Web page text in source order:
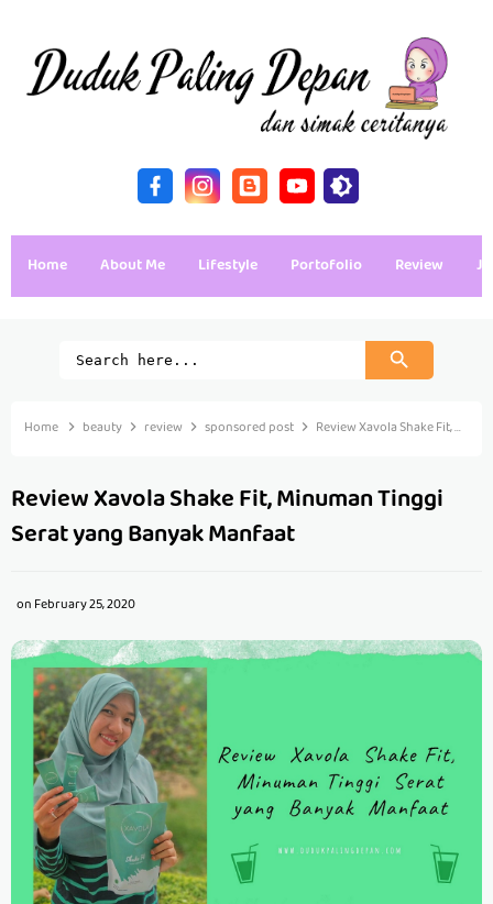
Home About Me Lifestyle Portofolio Review
Home beauty review sponsored post Review Xavola Shake Fit, Minuman Tinggi Serat yang Banyak Manfaat
Review Xavola Shake Fit, Minuman Tinggi
Serat yang Banyak Manfaat
onFebruary 25, 2020